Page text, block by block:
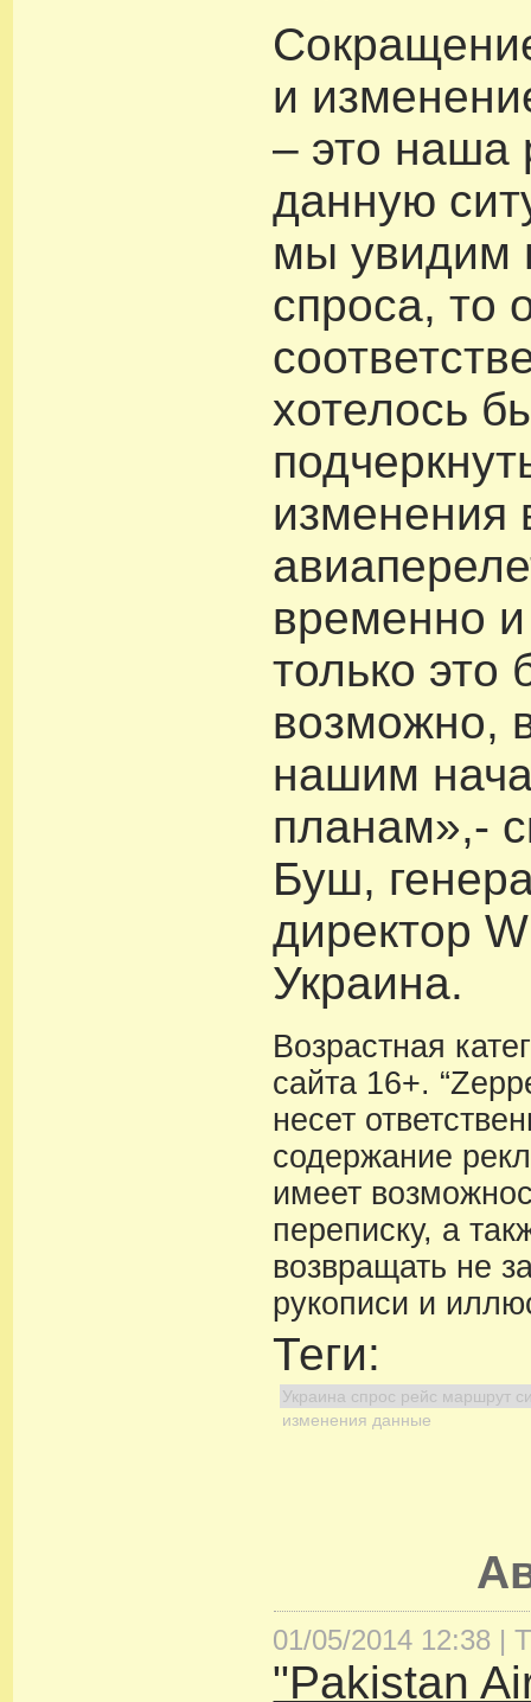
и
– это наша
данную
мы увидим
спроса, то
хотелось
изменения
временно
только это
возможно,
нашим
планам»,-
Буш,
директор
Украина.
Возрастная
сайта 16+.
несет
содержание
имеет
переписку, а
возвращать не
рукописи и
Теги:
Украина спрос рейс маршрут
изменения данные
01/05/2014 12:38 |
"Pakistan